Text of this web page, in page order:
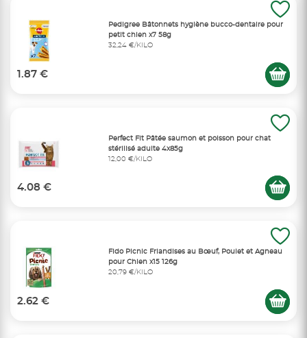
Pedigree Bâtonnets hygiène bucco-dentaire pour
petit chien x7 58g
32,24 €/KILO
1.87 €
Perfect Fit Pâtée saumon et poisson pour chat
stérilisé adulte 4x85g
12,00 €/KILO
4.08 €
Fido Picnic Friandises au Bœuf, Poulet et Agneau
pour Chien x15 126g
20,79 €/KILO
2.62 €